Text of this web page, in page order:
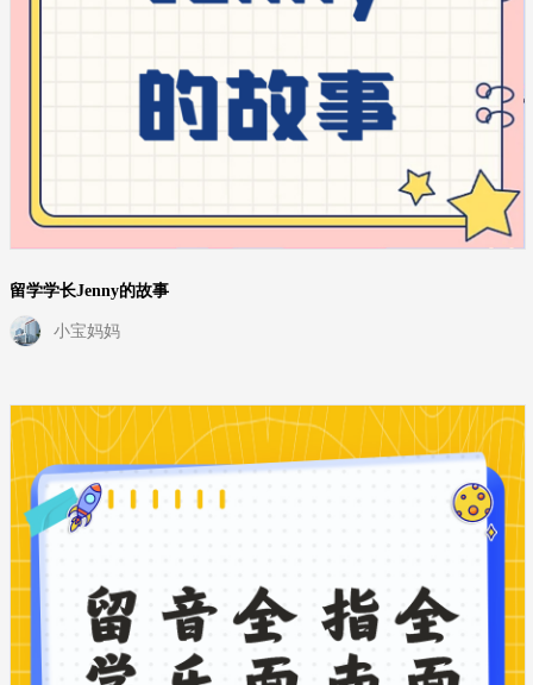
留学学长Jenny的故事
小宝妈妈